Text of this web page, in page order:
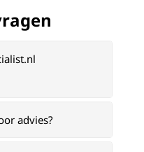
advies?